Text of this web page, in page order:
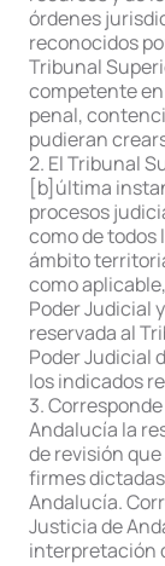
órdenes
reconocidos
Tribunal
competente
penal,
pudieran
2. El Tribunal
[b]última
procesos
como de todos
ámbito
como
Poder Judicial
reservada al
Poder Judicial
los indicados
3.
Andalucía la
de revisión
firmes
Andalucía.
Justicia de
interpretación